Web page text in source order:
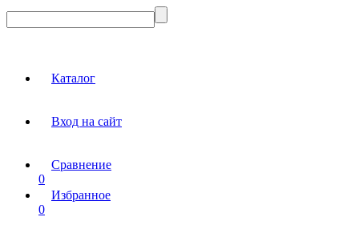
Каталог
Вход на сайт
Сравнение
0
Избранное
0